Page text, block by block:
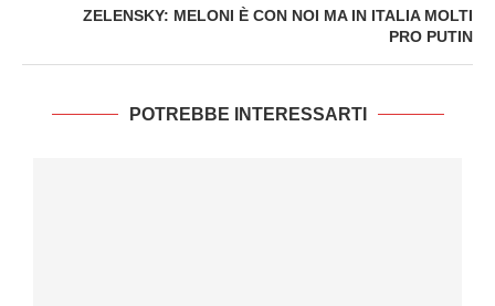
ZELENSKY: MELONI È CON NOI MA IN ITALIA MOLTI
PRO PUTIN
POTREBBE INTERESSARTI